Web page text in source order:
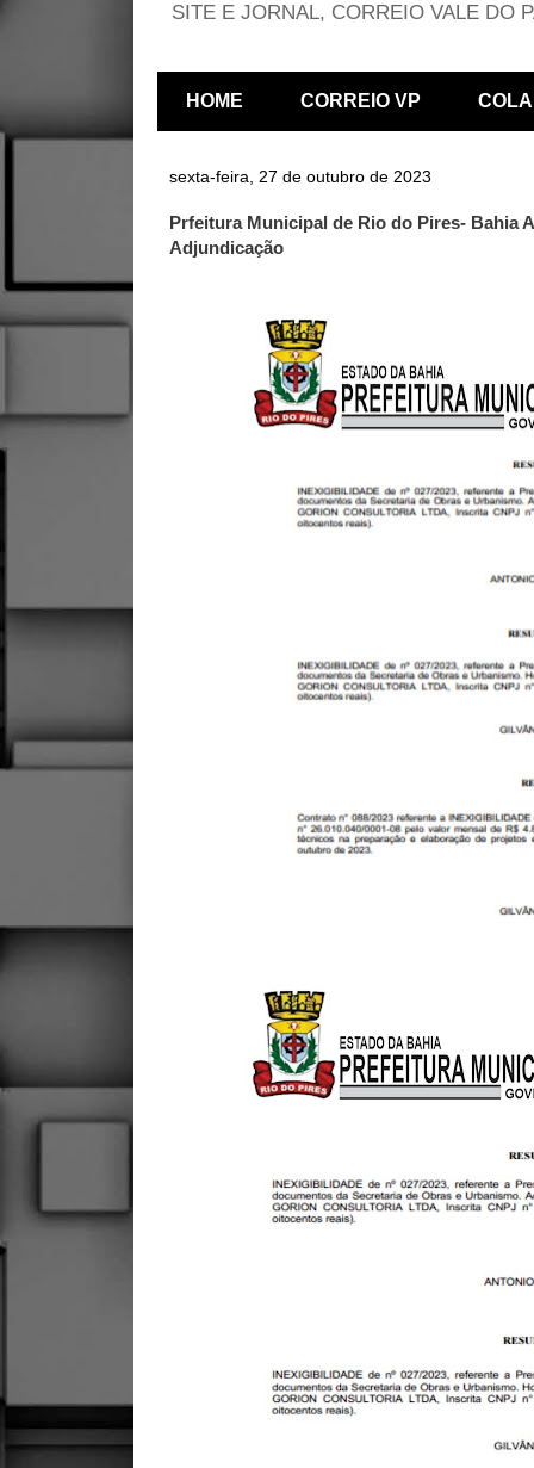
SITE E JORNAL, CORREIO VALE DO
HOME CORREIO VP
sexta-feira, 27 de outubro de 2023
Prfeitura Municipal de Rio do Pires- Bahia
Adjundicação